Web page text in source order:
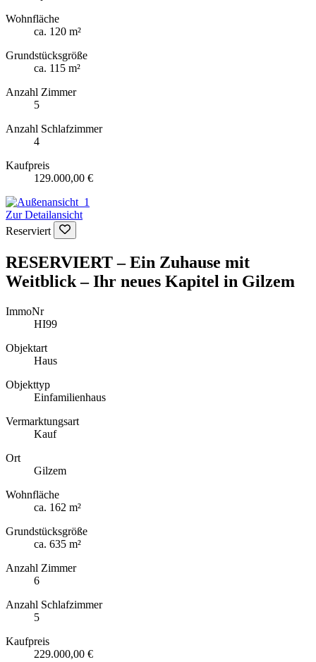
Wohnfläche
ca. 120 m²
Grundstücksgröße
ca. 115 m²
Anzahl Zimmer
5
Anzahl Schlafzimmer
4
Kaufpreis
129.000,00 €
Zur Detailansicht
Reserviert
RESERVIERT – Ein Zuhause mit
Weitblick – Ihr neues Kapitel in Gilzem
ImmoNr
HI99
Objektart
Haus
Objekttyp
Einfamilienhaus
Vermarktungsart
Kauf
Ort
Gilzem
Wohnfläche
ca. 162 m²
Grundstücksgröße
ca. 635 m²
Anzahl Zimmer
6
Anzahl Schlafzimmer
5
Kaufpreis
229.000,00 €